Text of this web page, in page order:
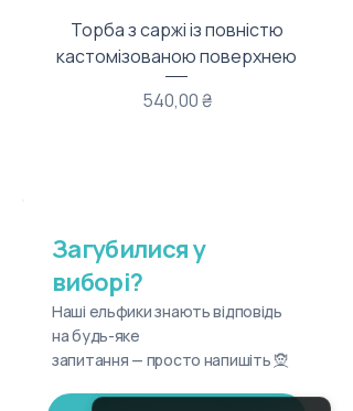
Торба з саржі із повністю
кастомізованою поверхнею
Ціна
540,00 ₴
Загубилися у
виборі?
Наші ельфики знають відповідь
на будь-яке
запитання — просто напишіть 🧝